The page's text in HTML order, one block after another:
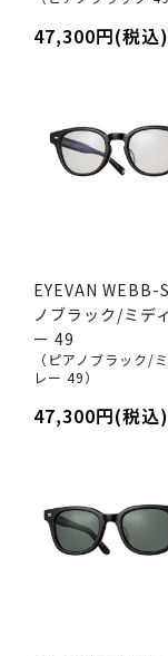
47,300円(税込)
EYEVAN WEBB-
ノブラック/ミデ
ー 49
（ピアノブラック/
レー 49）
47,300円(税込)